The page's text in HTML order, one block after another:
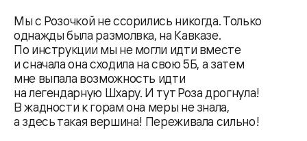
Мы с Розочкой не ссорились никогда. Только
однажды была размолвка, на Кавказе.
По инструкции мы не могли идти вместе
и сначала она сходила на свою 5Б, а затем
мне выпала возможность идти
на легендарную Шхару. И тут Роза дрогнула!
В жадности к горам она меры не знала,
а здесь такая вершина! Переживала сильно!